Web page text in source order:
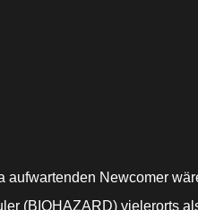
Newcomer
(BIOHAZARD) vielerorts